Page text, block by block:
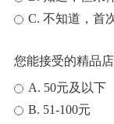
C. 不知道，首
您能接受的精品
A. 50元及以下
B. 51-100元